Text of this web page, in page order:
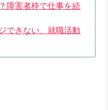
障害者枠で仕事を続
できない、就職活動